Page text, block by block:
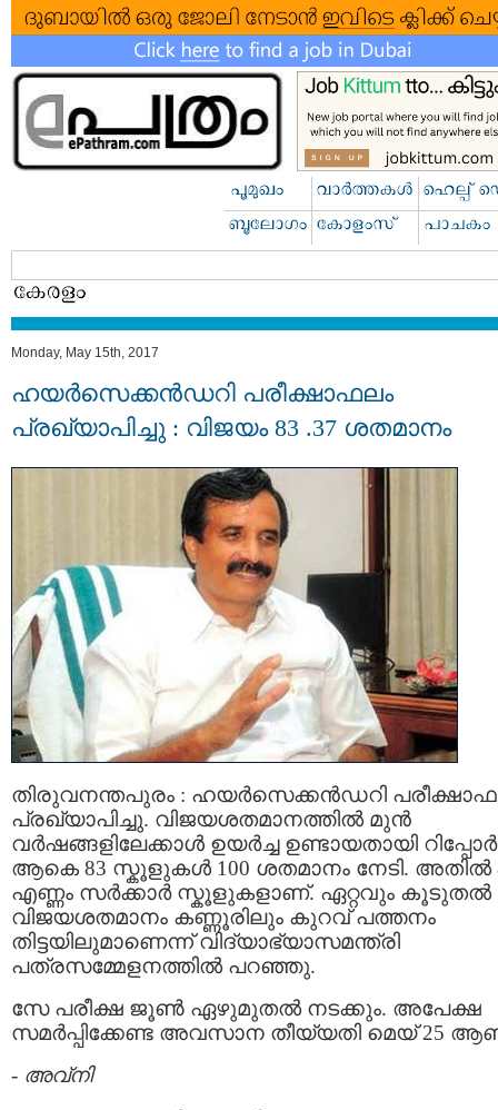
Monday, May 15th, 2017
ഹയര്‍സെക്കന്‍ഡറി പരീക്ഷാഫലം
പ്രഖ്യാപിച്ചു : വിജയം 83 .37 ശതമാനം
തിരുവനന്തപുരം : ഹയര്‍സെക്കന്‍ഡറി
പ്രഖ്യാപിച്ചു. വിജയശതമാനത്തില്‍ മുന്‍
വര്‍ഷങ്ങളിലേക്കാള്‍ ഉയര്‍ച്ച ഉണ്ടായതായി
ആകെ 83 സ്കൂളുകള്‍ 100 ശതമാനം നേടി. അതില്‍
എണ്ണം സര്‍ക്കാര്‍ സ്കൂളുകളാണ്. ഏറ്റവും കൂടുതല്‍
വിജയശതമാനം കണ്ണൂരിലും കുറവ് പത്തനം
തിട്ടയിലുമാണെന്ന് വിദ്യാഭ്യാസമന്ത്രി
പത്രസമ്മേളനത്തില്‍ പറഞ്ഞു.
സേ പരീക്ഷ ജൂണ്‍ ഏഴുമുതല്‍ നടക്കും. അപേക്ഷ
സമര്‍പ്പിക്കേണ്ട അവസാന തീയ്യതി മെയ് 25
- അവ്നി